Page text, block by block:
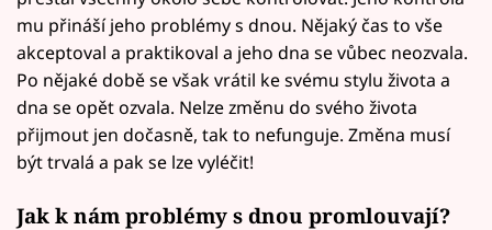
mu přináší jeho problémy s dnou. Nějaký čas to vše
akceptoval a praktikoval a jeho dna se vůbec neozvala.
Po nějaké době se však vrátil ke svému stylu života a
dna se opět ozvala. Nelze změnu do svého života
přijmout jen dočasně, tak to nefunguje. Změna musí
být trvalá a pak se lze vyléčit!
Jak k nám problémy s dnou promlouvají?